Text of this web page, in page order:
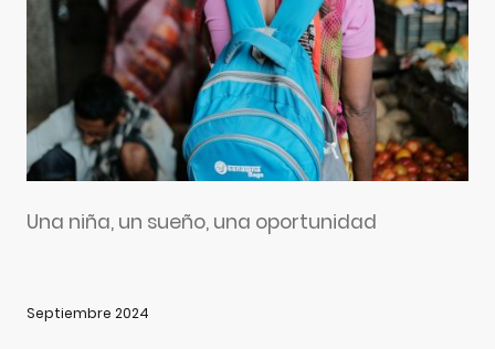
Una niña, un sueño, una oportunidad
Septiembre 2024